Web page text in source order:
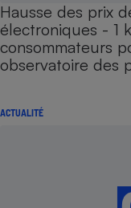
Hausse des prix
électroniques - 1
consommateurs
observatoire des
ACTUALITÉ